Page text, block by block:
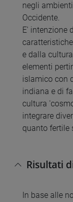
negli
Occidente.
E' intenzione
e dalla
elementi
islamico con
indiana e di
cultura
integrare
quanto fertile
Risultati
In base alle